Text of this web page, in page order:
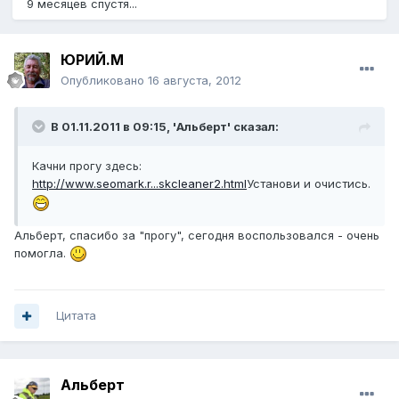
9 месяцев спустя...
ЮРИЙ.М
Опубликовано 16 августа, 2012
В 01.11.2011 в 09:15, 'Альберт' сказал:
Качни прогу здесь:
http://www.seomark.r...skcleaner2.htmlУстанови и очистись.
Альберт, спасибо за "прогу", сегодня воспользовался - очень
помогла.
Цитата
Альберт